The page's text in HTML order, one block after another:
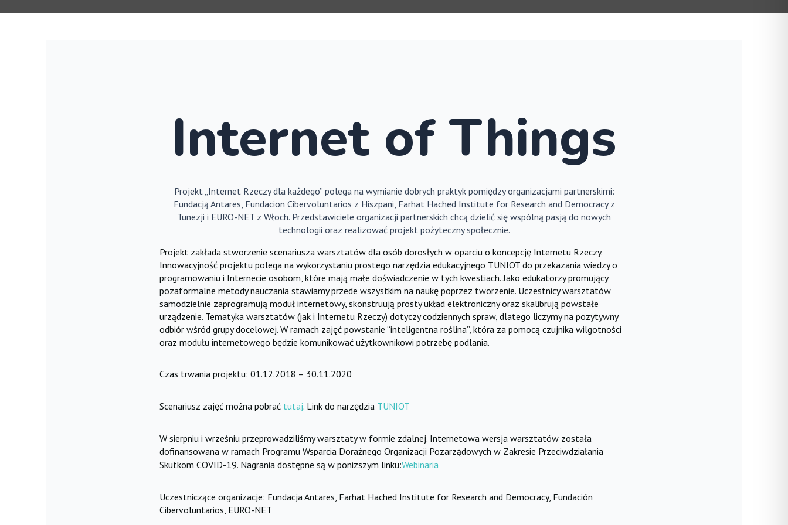
Internet of Things
Projekt „Internet Rzeczy dla każdego” polega na wymianie dobrych praktyk pomiędzy organizacjami partnerskimi:
Fundacją Antares, Fundacion Cibervoluntarios z Hiszpani, Farhat Hached Institute for Research and Democracy z
Tunezji i EURO-NET z Włoch. Przedstawiciele organizacji partnerskich chcą dzielić się wspólną pasją do nowych
technologii oraz realizować projekt pożyteczny społecznie.
Projekt zakłada stworzenie scenariusza warsztatów dla osób dorosłych w oparciu o koncepcję Internetu Rzeczy.
Innowacyjność projektu polega na wykorzystaniu prostego narzędzia edukacyjnego TUNIOT do przekazania wiedzy o
programowaniu i Internecie osobom, które mają małe doświadczenie w tych kwestiach. Jako edukatorzy promujący
pozaformalne metody nauczania stawiamy przede wszystkim na naukę poprzez tworzenie. Uczestnicy warsztatów
samodzielnie zaprogramują moduł internetowy, skonstruują prosty układ elektroniczny oraz skalibrują powstałe
urządzenie. Tematyka warsztatów (jak i Internetu Rzeczy) dotyczy codziennych spraw, dlatego liczymy na pozytywny
odbiór wśród grupy docelowej. W ramach zajęć powstanie “inteligentna roślina”, która za pomocą czujnika wilgotności
oraz modułu internetowego będzie komunikować użytkownikowi potrzebę podlania.
Czas trwania projektu: 01.12.2018 – 30.11.2020
Scenariusz zajęć można pobrać tutaj. Link do narzędzia TUNIOT
W sierpniu i wrześniu przeprowadziliśmy warsztaty w formie zdalnej. Internetowa wersja warsztatów została
dofinansowana w ramach Programu Wsparcia Doraźnego Organizacji Pozarządowych w Zakresie Przeciwdziałania
Skutkom COVID-19. Nagrania dostępne są w ponizszym linku:Webinaria
Uczestniczące organizacje: Fundacja Antares, Farhat Hached Institute for Research and Democracy, Fundación
Cibervoluntarios, EURO-NET